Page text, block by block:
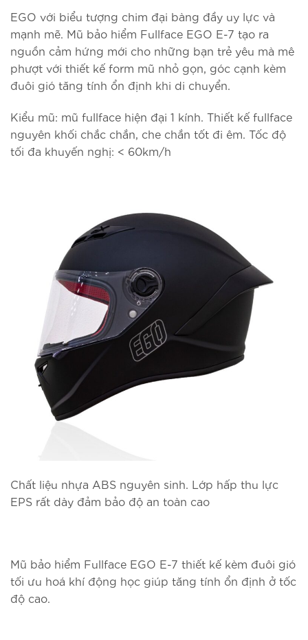
EGO với biểu tượng chim đại bàng đầy uy lực và
mạnh mẽ. Mũ bảo hiểm Fullface EGO E-7 tạo ra
nguồn cảm hứng mới cho những bạn trẻ yêu mà mê
phượt với thiết kế form mũ nhỏ gọn, góc cạnh kèm
đuôi gió tăng tính ổn định khi di chuyển.
Kiểu mũ: mũ fullface hiện đại 1 kính. Thiết kế fullface
nguyên khối chắc chắn, che chắn tốt đi êm. Tốc độ
tối đa khuyến nghị: < 60km/h
Chất liệu nhựa ABS nguyên sinh. Lớp hấp thu lực
EPS rất dày đảm bảo độ an toàn cao
Mũ bảo hiểm Fullface EGO E-7 thiết kế kèm đuôi gió
tối ưu hoá khí động học giúp tăng tính ổn định ở tốc
độ cao.